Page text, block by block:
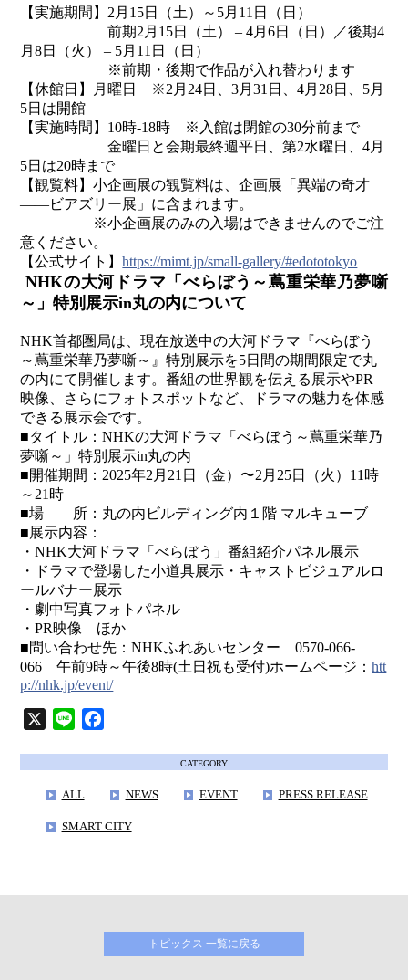
【実施期間】2月15日（土）～5月11日（日）
前期2月15日（土） – 4月6日（日）／後期4
月8日（火） – 5月11日（日）
※前期・後期で作品が入れ替わります
【休館日】月曜日 ※2月24日、3月31日、4月28日、5月
5日は開館
【実施時間】10時-18時 ※入館は閉館の30分前まで
金曜日と会期最終週平日、第2水曜日、4月
5日は20時まで
【観覧料】小企画展の観覧料は、企画展「異端の奇才
――ビアズリー展」に含まれます。
※小企画展のみの入場はできませんのでご注
意ください。
【公式サイト】https://mimt.jp/small-gallery/#edototokyo
NHKの大河ドラマ「べらぼう～蔦重栄華乃夢噺
～」特別展示in丸の内について
NHK首都圏局は、現在放送中の大河ドラマ『べらぼう
～蔦重栄華乃夢噺～』特別展示を5日間の期間限定で丸
の内にて開催します。番組の世界観を伝える展示やPR
映像、さらにフォトスポットなど、ドラマの魅力を体感
できる展示会です。
■タイトル：NHKの大河ドラマ「べらぼう～蔦重栄華乃
夢噺～」特別展示in丸の内
■開催期間：2025年2月21日（金）〜2月25日（火）11時
～21時
■場 所：丸の内ビルディング内１階 マルキューブ
■展示内容：
・NHK大河ドラマ「べらぼう」番組紹介パネル展示
・ドラマで登場した小道具展示・キャストビジュアルロ
ールバナー展示
・劇中写真フォトパネル
・PR映像 ほか
■問い合わせ先：NHKふれあいセンター 0570-066-
066 午前9時～午後8時(土日祝も受付)ホームページ：htt
p://nhk.jp/event/
X
o
CATEGORY
ALL NEWS EVENT PRESS RELEASE
SMART CITY
トピックス 一覧に戻る